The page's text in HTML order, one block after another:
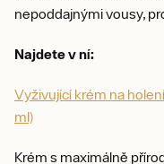
nepoddajnými vousy,
Najdete v ní:
Vyživující krém na
ml)
Krém s maximálně